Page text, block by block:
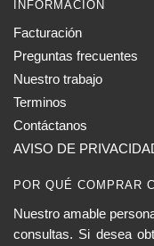
INFORMACIÓN
Facturación
Preguntas frecuentes
Nuestro trabajo
Terminos
Contáctanos
AVISO DE
POR QUÉ COMPRAR
Nuestro amable
consultas. Si desea